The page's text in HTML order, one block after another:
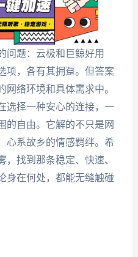
问题：云极和巨鲸好用
项，各有其拥趸。但答案
络环境和具体需求中。
选择一种安心的连接，一
的自由。它解的不只是网
心系故乡的情感羁绊。希
找到那条稳定、快速、
身在何处，都能无缝触碰